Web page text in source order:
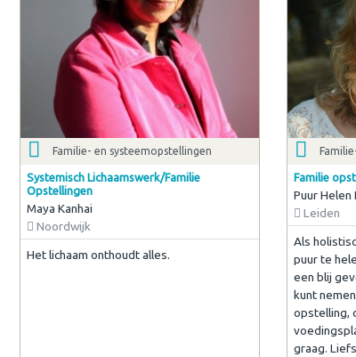
Familie- en systeemopstellingen
Systemisch Lichaamswerk/Familie
Opstellingen
Maya Kanhai
Noordwijk
Het lichaam onthoudt alles.
Familie
Puur
Leiden
Als
puur te
een blij
kunt
opstelling,
graag.